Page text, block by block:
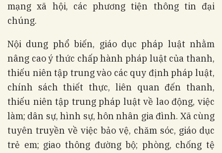
mạng xã hội, các phương tiện thông tin đại
chúng.
Nội dung phổ biến, giáo dục pháp luật nhằm
nâng cao ý thức chấp hành pháp luật của thanh,
thiếu niên tập trung vào các quy định pháp luật,
chính sách thiết thực, liên quan đến thanh,
thiếu niên tập trung pháp luật về lao động, việc
làm; dân sự, hình sự, hôn nhân gia đình. Xã cùng
tuyên truyền về việc bảo vệ, chăm sóc, giáo dục
trẻ em; giao thông đường bộ; phòng, chống tệ